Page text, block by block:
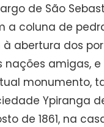
de São
a coluna de
abertura dos
nações amigas,
monumento,
Ypiranga
de 1861, na